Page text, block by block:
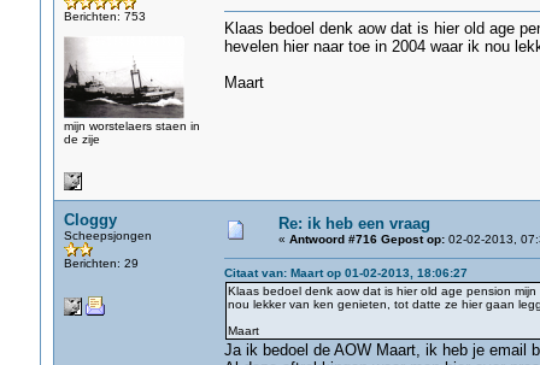
Berichten: 753
mijn worstelaers staen in
de zije
Klaas bedoel denk aow dat is hier old age
hevelen hier naar toe in 2004 waar ik nou
Maart
Cloggy
Scheepsjongen
Berichten: 29
Re: ik heb een vraag
« Antwoord #716 Gepost op:02-02-2013,
Citaat van: Maart op 01-02-2013, 18:06:27
Klaas bedoel denk aow dat is hier old age pension
nou lekker van ken genieten, tot datte ze hier gaan
Maart
Ja ik bedoel de AOW Maart, ik heb je email